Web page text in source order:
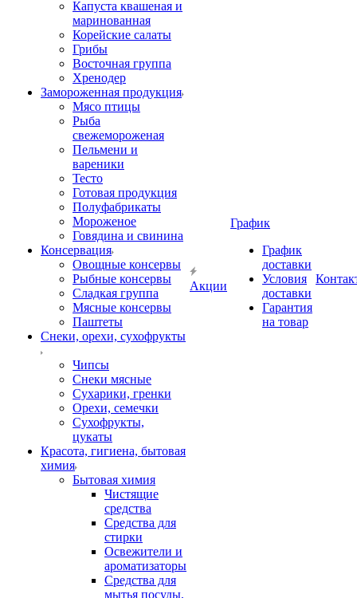
Капуста квашеная и
маринованная
Корейские салаты
Грибы
Восточная группа
Хренодер
Замороженная продукция
Мясо птицы
Рыба
свежемороженая
Пельмени и
вареники
Тесто
Готовая продукция
Полуфабрикаты
Мороженое
Говядина и свинина
Консервация
Овощные консервы
Рыбные консервы
Сладкая группа
Мясные консервы
Паштеты
Снеки, орехи, сухофрукты
Чипсы
Снеки мясные
Сухарики, гренки
Орехи, семечки
Сухофрукты,
цукаты
Красота, гигиена, бытовая
химия
Бытовая химия
Чистящие
средства
Средства для
стирки
Освежители и
ароматизаторы
Средства для
мытья посуды,
Акции
График
График
доставки
Условия
доставки
Гарантия
на товар